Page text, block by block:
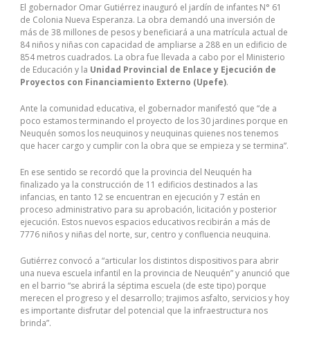
El gobernador Omar Gutiérrez inauguró el jardín de infantes N° 61
de Colonia Nueva Esperanza. La obra demandó una inversión de
más de 38 millones de pesos y beneficiará a una matrícula actual de
84 niños y niñas con capacidad de ampliarse a 288 en un edificio de
854 metros cuadrados. La obra fue llevada a cabo por el Ministerio
de Educación y la Unidad Provincial de Enlace y Ejecución de
Proyectos con Financiamiento Externo (Upefe).
Ante la comunidad educativa, el gobernador manifestó que “de a
poco estamos terminando el proyecto de los 30 jardines porque en
Neuquén somos los neuquinos y neuquinas quienes nos tenemos
que hacer cargo y cumplir con la obra que se empieza y se termina”.
En ese sentido se recordó que la provincia del Neuquén ha
finalizado ya la construcción de 11 edificios destinados a las
infancias, en tanto 12 se encuentran en ejecución y 7 están en
proceso administrativo para su aprobación, licitación y posterior
ejecución. Estos nuevos espacios educativos recibirán a más de
7776 niños y niñas del norte, sur, centro y confluencia neuquina.
Gutiérrez convocó a “articular los distintos dispositivos para abrir
una nueva escuela infantil en la provincia de Neuquén” y anunció que
en el barrio “se abrirá la séptima escuela (de este tipo) porque
merecen el progreso y el desarrollo; trajimos asfalto, servicios y hoy
es importante disfrutar del potencial que la infraestructura nos
brinda”.